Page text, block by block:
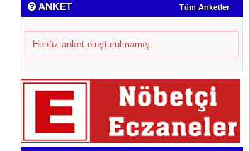
ANKET Tüm Anketler
Henüz anket oluşturulmamış.